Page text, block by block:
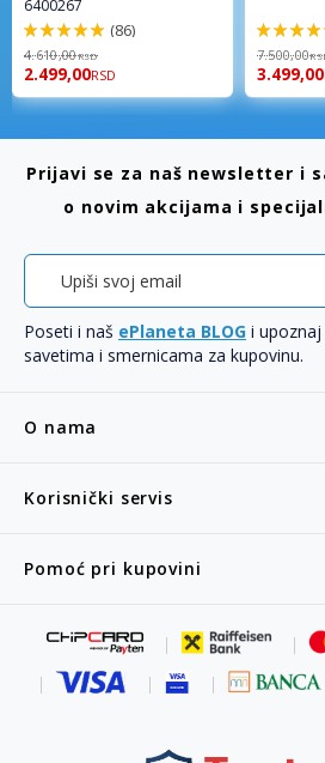
6400267
98%
(86)
4.610,00RSD
2.499,00RSD
94%
7.500,00
3.499,00
O nama
Korisnički servis
Pomoć pri kupovini
Prijavi se za naš newsletter i
o novim akcijama i
Poseti i naš ePlaneta BLOG i
savetima i smernicama za kupovinu.